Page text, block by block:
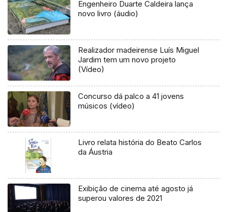
Engenheiro Duarte Caldeira lança
novo livro (áudio)
Realizador madeirense Luís Miguel
Jardim tem um novo projeto
(Vídeo)
Concurso dá palco a 41 jovens
músicos (vídeo)
Livro relata história do Beato Carlos
da Áustria
Exibição de cinema até agosto já
superou valores de 2021